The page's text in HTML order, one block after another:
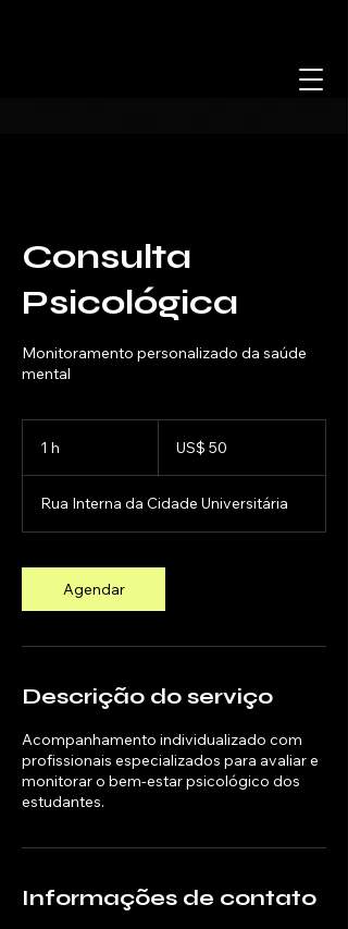
Consulta
Psicológica
Monitoramento personalizado da saúde
mental
1 h
americanos
US$ 50
Rua Interna da Cidade Universitária
Agendar
Descrição do serviço
Acompanhamento individualizado com
profissionais especializados para avaliar e
monitorar o bem-estar psicológico dos
estudantes.
Informações de contato